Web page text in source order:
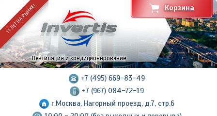
11 ЛЕТ НА РЫНКЕ!
Вентиляция и кондиционирование
+7 (495) 669-83-49
+7 (967) 084-72-19
г.Москва, Нагорный проезд, д.7, стр.6
Корзина